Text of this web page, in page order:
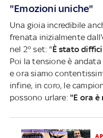
"Emozioni uniche"
Una gioia incredibile
frenata inizialmente
nel 2° set: "È stato
Poi la tensione è
e ora siamo
infine, in coro, le
possono urlare: "E ora è